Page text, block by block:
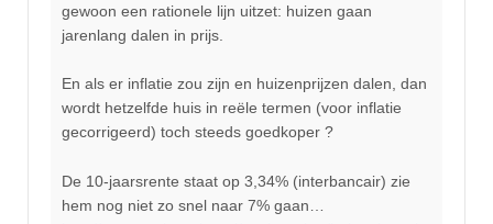
gewoon een rationele lijn uitzet: huizen gaan
jarenlang dalen in prijs.
En als er inflatie zou zijn en huizenprijzen dalen, dan
wordt hetzelfde huis in reële termen (voor inflatie
gecorrigeerd) toch steeds goedkoper ?
De 10-jaarsrente staat op 3,34% (interbancair) zie
hem nog niet zo snel naar 7% gaan…